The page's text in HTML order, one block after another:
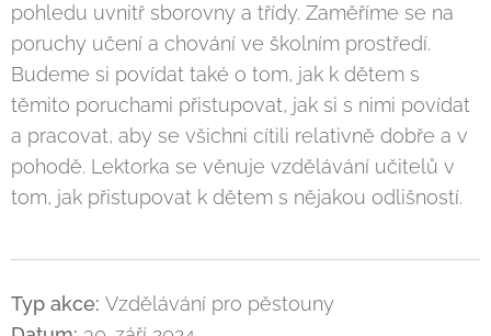
pohledu uvnitř sborovny a třídy. Zaměříme se na
poruchy učení a chování ve školním prostředí.
Budeme si povídat také o tom, jak k dětem s
těmito poruchami přistupovat, jak si s nimi povídat
a pracovat, aby se všichni cítili relativně dobře a v
pohodě. Lektorka se věnuje vzdělávání učitelů v
tom, jak přistupovat k dětem s nějakou odlišností.
Typ akce: Vzdělávání pro pěstouny